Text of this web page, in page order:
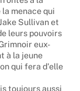
à la
menace qui
Sullivan et
leurs pouvoirs
eux-
à la jeune
qui fera d'elle